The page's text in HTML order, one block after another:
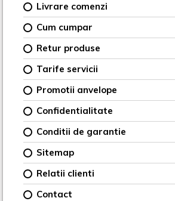
Livrare comenzi
Cum cumpar
Retur produse
Tarife servicii
Promotii anvelope
Confidentialitate
Conditii de garantie
Sitemap
Relatii clienti
Contact